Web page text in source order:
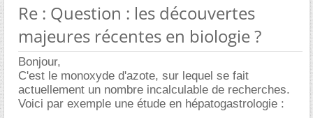
Re : Question : les découvertes
majeures récentes en biologie ?
Bonjour,
C'est le monoxyde d'azote, sur lequel se fait
actuellement un nombre incalculable de recherches.
Voici par exemple une étude en hépatogastrologie :